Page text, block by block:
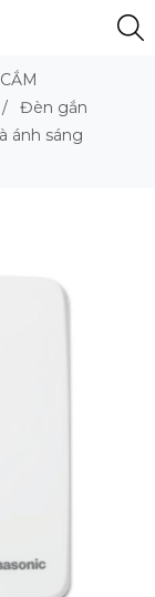
/
Đèn gắn
ánh sáng